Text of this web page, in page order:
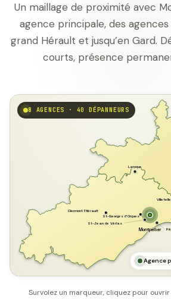
Un maillage de proximité avec
agence principale, des
grand Hérault et jusqu’en Gard.
courts, présence
Montpellier
Laroque
Villetelle
St-Georges d'Orques
Clermont l'Hérault
St-Jean de Védas
8 AGENCES · 40 DÉPANNEURS
Agence
Survolez un marqueur, cliquez pour ouvrir